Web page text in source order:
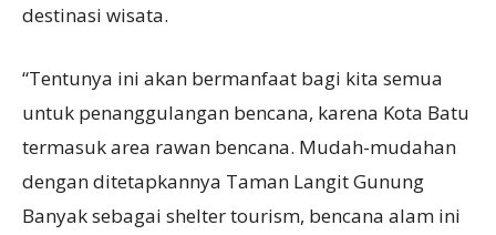
destinasi wisata.
“Tentunya ini akan bermanfaat bagi kita semua
untuk penanggulangan bencana, karena Kota Batu
termasuk area rawan bencana. Mudah-mudahan
dengan ditetapkannya Taman Langit Gunung
Banyak sebagai shelter tourism, bencana alam ini